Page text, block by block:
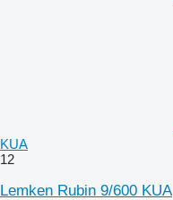
KUA
12
Lemken Rubin 9/600 KUA